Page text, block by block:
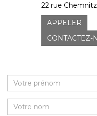
22 rue
APPELER
CONTACTEZ-